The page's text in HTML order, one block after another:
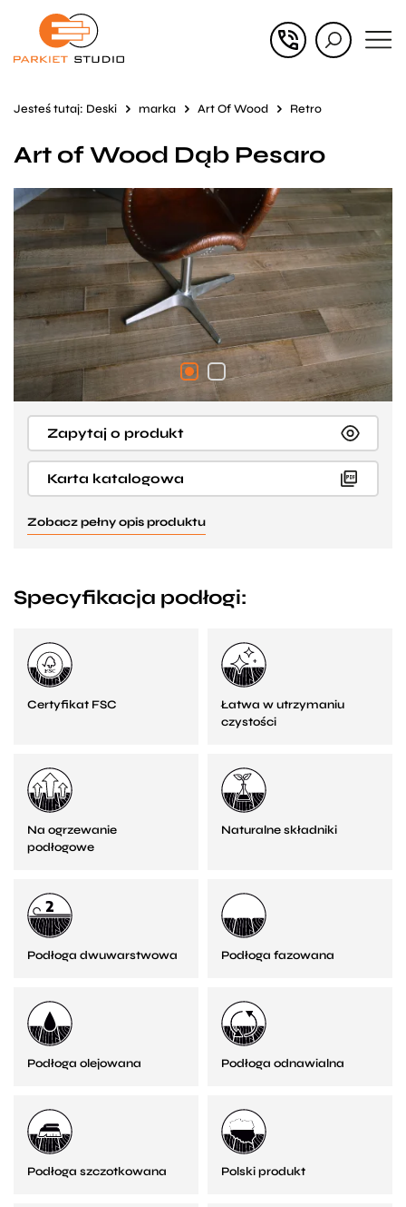
Przejdź
Przejdź
stopce
Jesteś tutaj: Deski marka Art Of Wood Retro
Art of Wood Dąb Pesaro
Zapytaj o produkt
Karta katalogowa
Zobacz pełny opis produktu
Specyfikacja podłogi:
Certyfikat FSC
Łatwa w utrzymaniu
czystości
Na ogrzewanie
podłogowe
Naturalne składniki
Podłoga dwuwarstwowa Podłoga fazowana
Podłoga olejowana Podłoga odnawialna
Podłoga szczotkowana Polski produkt